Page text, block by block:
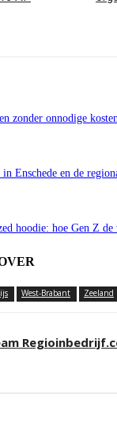
zonder onnodige
Enschede en de
hoodie: hoe Gen Z
West-Brabant Zeeland